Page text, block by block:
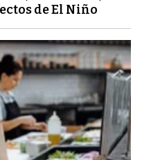
de El Niño